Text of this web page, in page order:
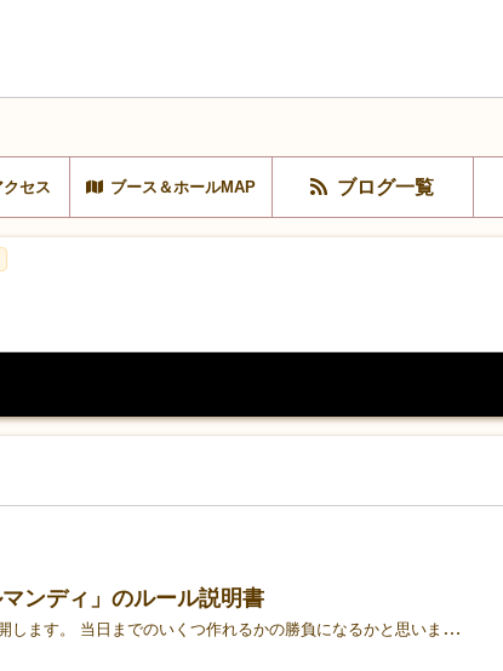
セス ブース＆ホールMAP ブログ一覧
ンディ」のルール説明書
ルールを公開します。 当日までのいくつ作れるかの勝負になるかと思いますがよろしくお願い致します。 明日にはビジュアル含め公開できればと思っています。 内容物 プレイカード：33枚（11×3） サイコロ：1個 キューブ：9個（3色、各3個） 共通ノルマエリアカード：1枚 個人ノルマエリアカード：2枚 得点エリアカード：2枚 得点マーカー：2個 ゲームの概要 あなたはアットホームな会社に入社した2人の一人です。試用期間の3カ月を目立たずに過ごし、一般社員として入社することが目標です。責任を避けつつ、3カ月をのらりくらりと過ごしましょう！ ゲームの準備 ゲームは3ラウンド行います。 個人ノルマエリアカードを各自1枚受け取ります。 得点マーカーを個人ノルマエリアカードの0点の位置に配置します。 プレイカードをよくシャッフルし、各プレイヤーに13枚配ります。 残りのプレイカードは山札とし、裏向きで重ねて配置します。 山札の一番上のカードを表向きにします。 サイコロを3回振り、共通ノルマエリアカードにキューブを配置します。例:1回目の数値は赤色、2回目は黄色、3回目は青色 ゲームの遊び方 各ラウンドではトリックと呼ばれる手順を13回行います。 各トリックにおいては、一方のプレイヤーがリード(トリックの1枚目のカードを出すこと)、もう一方のプレイヤーがフォロー(トリックの2枚目のカードを出すこと)を行います。 各プレイヤーが出した2枚のカードのスート(カードの種類)とランク(カードの数字)に基づき、どちらかが1人のプレイヤーがトリックに勝利したかを判断します。 トリック カードを出す：各プレイヤーは、手札からカードを1枚表向きで出します。先に出すカードがリード、後に出す方がフォローです。 リード 得点の少ないプレイヤーが最初のトリックのリードを行います。その後のトリックでは、前回のトリックの勝者が次のトリックのリードを行います。リードのプレイヤーは任意のプレイカードを出すことができます。リードが出したプレイカードのスートが、そのトリックのリードスートとなります。 フォロー 一方のプレイヤーがリードしたらもう一方のプレイヤーが可能であればリードスートと同じスートのプレイカードを出さなければいけません。 ランクに関しては任意のものを選んで出すことができます。フォローのプレイヤーがリードスートのプレイカードを持っていない場合に限り、他のスートのプレイカードを出すことができます。 プレイカード効果 プレイカードによっては場に出した時に効果を発動するプレイカードがあります(後述)。 ※このゲームは切り札ありのマストフォローのゲームです。 共通エリアの最大の数値にサイコロを配置しているスートが切り札スートになります。（複数ある場合は両方切り札スートになります） 山札の一番上の表になっているランク(数字)が切り札ランクになります。 切り札の優先順位は以下の通りになります。 切り札ランク > 切り札スート > リードスート トリックの勝者判定 プレイヤーがプレイカードを1枚ずつだしたらトリックの勝者を決定します。 出されたカードのスートとランクおよびリードスート、切り札スート、切り札ランクを確認してください。 切り札スート or ランクあり 切り札スート or ランクが1枚でも出されていた場合、切り札スート or ランクを出していたプレイヤーがトリックの勝者となります。 2枚切り札が出されている場合は切り札ランクを出しているプレイヤーが勝利となります。 切り札スートのみの場合はランクが高いプレイカードを出したプレイヤーが勝者となります。 切り札スートなし 2枚のカードが切り札ではない場合はランクが高いプレイカードを出したプレイヤーが勝者となります。 トリックの勝者はタスクを解決 タスクは「共通タスク」、「個人タスク」、「不要タスク」の3つです。 トリックの勝者はどのタスクを解決するかを決定します。 「共通タスク」、「個人タスク」に解決できる場合は優先します。 「共通タスク」、「個人タスク」の勝利時のスートと同じタスクを解決できます。 「共通タスク」、「個人タスク」が解決できない場合は「不要タスク」エリアに配置します。 解決に使用したトリックは、何トリック勝利したか分かるようにしてください。 ラウンド終了 13トリック終了した後、ラウンド終了の処理を行います。 各種タスクエリアが解決されているかを判断します。 【共通タスクエリア】【個人タスクエリア】の両方からタスクが無くなっている場合は、ラウンドで勝利したトリック数の点数。 【共通タスクエリア】の解決されているスート：各スートごとに一番多く解決したプレイヤーが2点。 【共通タスクエリア】にて1回も解決していないプレイヤーがいる場合：1回も解決していないプレイヤーが-2点。 【共通タスクエリア】にて達成されていないスートが存在する場合：全プレイヤー-2点。 【個人タスクエリア】にて達成されていない場合：達成していないプレイヤーが-3点-未達成のタスク数。 【不要エリア】は3ラウンド目のみ配置しているタスク数×-1点。 次のラウンドの準備 「個人タスク」、「共通タスク」を0に戻します。 【不要エリア】に配置したトリック数分、個人タスクエリアにタスクを追加する（色の配分は自由）。 全プレイカードを集め、シャッフルして新しいラウンドを始めます。 ゲーム終了 ポイントが0以上で1番0に近いプレイヤーが勝利者となります。